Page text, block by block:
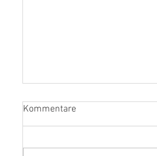
Kommentare